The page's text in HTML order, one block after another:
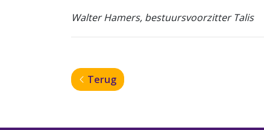
Walter Hamers, bestuursvoorzitter Talis
Terug